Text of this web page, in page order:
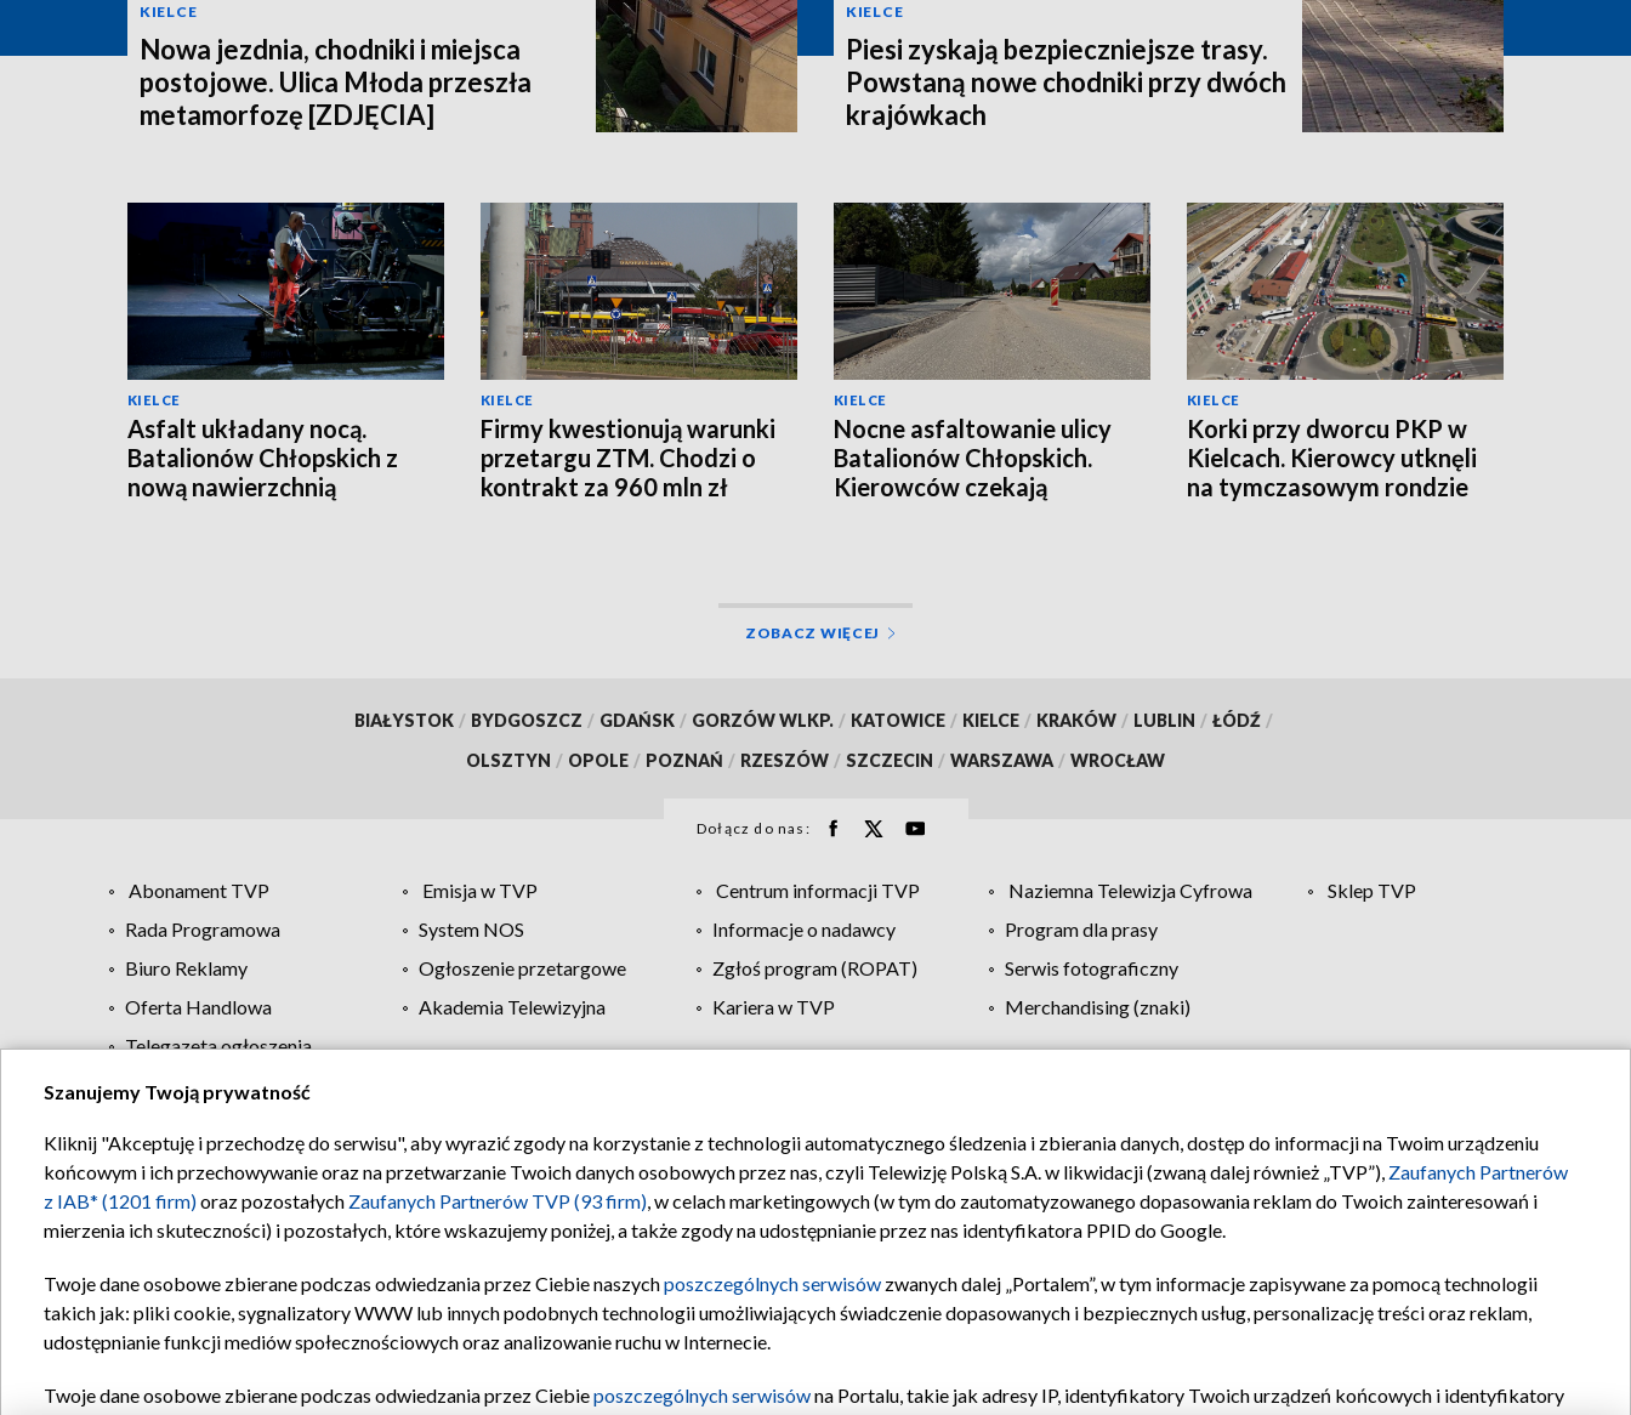
KIELCE
Nowa jezdnia, chodniki i miejsca
postojowe. Ulica Młoda przeszła
metamorfozę [ZDJĘCIA]
KIELCE
Piesi zyskają bezpieczniejsze trasy.
Powstaną nowe chodniki przy dwóch
krajówkach
KIELCE
Asfalt układany nocą.
Batalionów Chłopskich z
nową nawierzchnią
KIELCE
Firmy kwestionują warunki
przetargu ZTM. Chodzi o
kontrakt za 960 mln zł
KIELCE
Nocne asfaltowanie ulicy
Batalionów Chłopskich.
Kierowców czekają
KIELCE
Korki przy dworcu PKP w
Kielcach. Kierowcy utknęli
na tymczasowym rondzie
ZOBACZ WIĘCEJ
BIAŁYSTOK / BYDGOSZCZ / GDAŃSK / GORZÓW WLKP. / KATOWICE / KIELCE / KRAKÓW / LUBLIN / ŁÓDŹ /
OLSZTYN / OPOLE / POZNAŃ / RZESZÓW / SZCZECIN / WARSZAWA / WROCŁAW
Dołącz do nas:
Abonament TVP Emisja w TVP Centrum informacji TVP Naziemna Telewizja Cyfrowa
Sklep TVP
Rada Programowa
System NOS Informacje o nadawcy
Program dla prasy
Biuro Reklamy
Ogłoszenie przetargowe Zgłoś program (ROPAT)
Serwis fotograficzny
Oferta Handlowa
Akademia Telewizyjna Kariera w TVP
Merchandising (znaki)
Telegazeta ogłoszenia
Regulamin TVP Polityka prywatności Moje zgody Pomoc Biuro reklamy Kontakt
Szanujemy Twoją prywatność
Kliknij "Akceptuję i przechodzę do serwisu", aby wyrazić zgody na korzystanie z technologii automatycznego śledzenia i zbierania danych, dostęp do informacji na Twoim urządzeniu
końcowym i ich przechowywanie oraz na przetwarzanie Twoich danych osobowych przez nas, czyli Telewizję Polską S.A. w likwidacji (zwaną dalej również „TVP”), Zaufanych Partnerów
z IAB* (1201 firm)oraz pozostałych Zaufanych Partnerów TVP (93 firm), w celach marketingowych (w tym do zautomatyzowanego dopasowania reklam do Twoich zainteresowań i
mierzenia ich skuteczności) i pozostałych, które wskazujemy poniżej, a także zgody na udostępnianie przez nas identyfikatora PPID do Google.
Twoje dane osobowe zbierane podczas odwiedzania przez Ciebie naszychposzczególnych serwisów zwanych dalej „Portalem”, w tym informacje zapisywane za pomocą technologii
takich jak: pliki cookie, sygnalizatory WWW lub innych podobnych technologii umożliwiających świadczenie dopasowanych i bezpiecznych usług, personalizację treści oraz reklam,
udostępnianie funkcji mediów społecznościowych oraz analizowanie ruchu w Internecie.
Twoje dane osobowe zbierane podczas odwiedzania przez Ciebieposzczególnych serwisówna Portalu, takie jak adresy IP, identyfikatory Twoich urządzeń końcowych i identyfikatory